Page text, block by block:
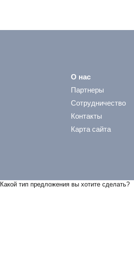
О нас
Партнеры
Сотрудничество
Контакты
Карта сайта
Какой тип предложения вы хотите сделать?